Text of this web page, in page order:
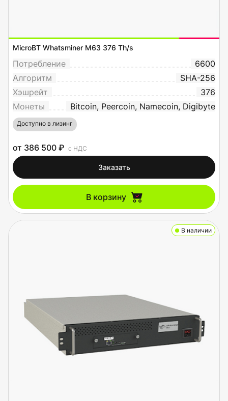
MicroBT Whatsminer M63 376 Th/s
Потребление
6600
Алгоритм
SHA-256
Хэшрейт
376
Монеты
Bitcoin, Peercoin, Namecoin, Digibyte
Доступно в лизинг
от 386 500 ₽ с НДС
Заказать
В корзину
В наличии